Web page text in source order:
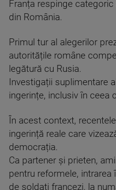
Franța respinge
din România.
Primul tur al alegerilor
autoritățile române
legătură cu Rusia.
Investigații suplimentare
ingerințe, inclusiv în ceea
În acest context,
ingerință reale care
democrația.
Ca partener și prieten,
pentru reformele,
de soldați francezi, la